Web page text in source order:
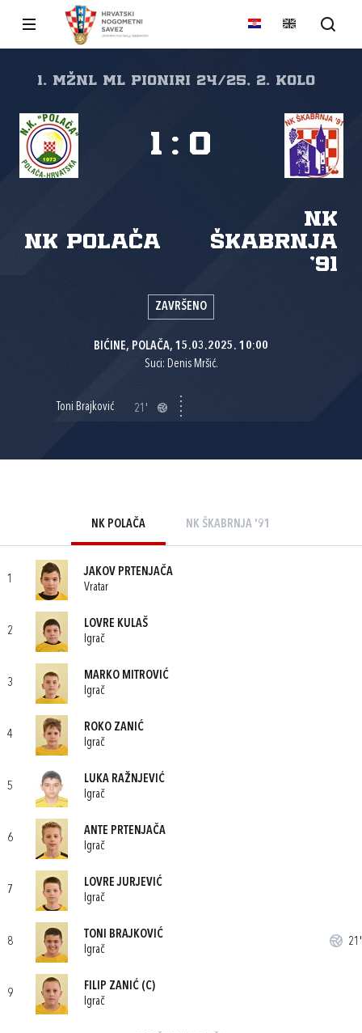
1. MŽNL ML PIONIRI 24/25, 2. kolo
NK Polača
NK
Škabrnja
'91
1 : 0
ZAVRŠENO
BIĆINE, POLAČA, 15.03.2025. 10:00
Suci: Denis Mršić.
Toni Brajković 21'
NK POLAČA NK ŠKABRNJA '91
1
JAKOV PRTENJAČA
Vratar
2
LOVRE KULAŠ
Igrač
3
MARKO MITROVIĆ
Igrač
4
ROKO ZANIĆ
Igrač
5
LUKA RAŽNJEVIĆ
Igrač
6
ANTE PRTENJAČA
Igrač
7
LOVRE JURJEVIĆ
Igrač
8
TONI BRAJKOVIĆ
Igrač
21'
9
FILIP ZANIĆ (C)
Igrač